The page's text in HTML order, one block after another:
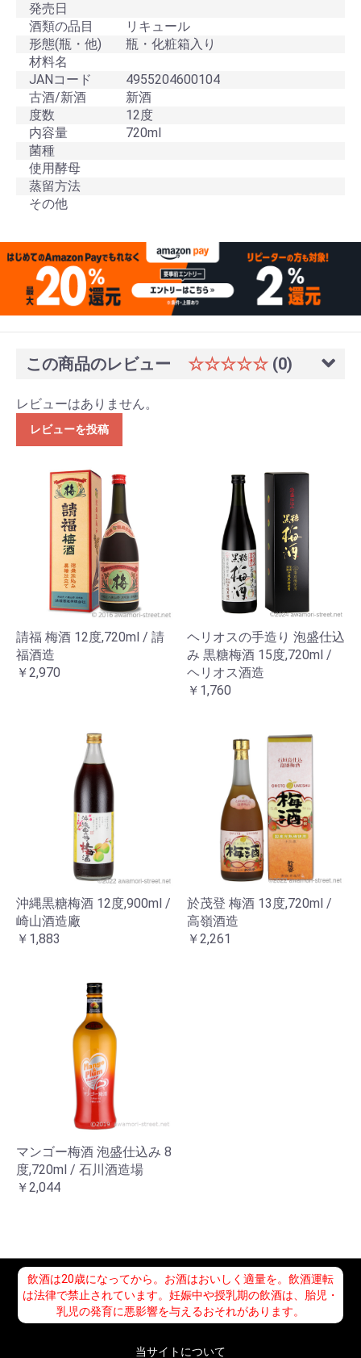
発売日
酒類の品目
リキュール
形態(瓶・他)
瓶・化粧箱入り
材料名
JANコード
4955204600104
古酒/新酒
新酒
度数
12度
内容量
720ml
菌種
使用酵母
蒸留方法
その他
この商品のレビュー ☆☆☆☆☆ (0)
レビューはありません。
レビューを投稿
請福 梅酒 12度,720ml / 請
福酒造
￥2,970
ヘリオスの手造り 泡盛仕込
み 黒糖梅酒 15度,720ml /
ヘリオス酒造
￥1,760
沖縄黒糖梅酒 12度,900ml /
崎山酒造廠
￥1,883
於茂登 梅酒 13度,720ml /
高嶺酒造
￥2,261
マンゴー梅酒 泡盛仕込み 8
度,720ml / 石川酒造場
￥2,044
飲酒は20歳になってから。お酒はおいしく適量を。飲酒運転
は法律で禁止されています。妊娠中や授乳期の飲酒は、胎児・
乳児の発育に悪影響を与えるおそれがあります。
当サイトについて